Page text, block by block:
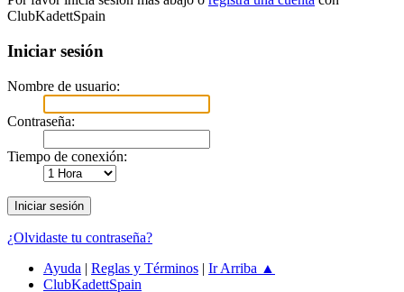
ClubKadettSpain
Iniciar sesión
Nombre de usuario:
Contraseña:
Tiempo de conexión:
¿Olvidaste tu contraseña?
Ayuda | Reglas y Términos | Ir Arriba ▲
ClubKadettSpain